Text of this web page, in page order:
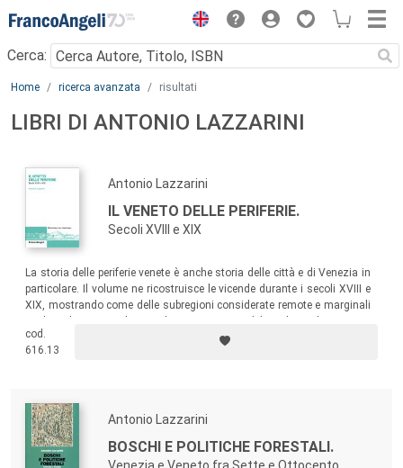
Menu
Cerca:
Main content
Home ricerca avanzata risultati
LIBRI DI ANTONIO LAZZARINI
Antonio Lazzarini
IL VENETO DELLE PERIFERIE.
Secoli XVIII e XIX
La storia delle periferie venete è anche storia delle città e di Venezia in
particolare. Il volume ne ricostruisce le vicende durante i secoli XVIII e
XIX, mostrando come delle subregioni considerate remote e marginali
fortemente interrelate col resto della regione.
cod.
616.13
Antonio Lazzarini
BOSCHI E POLITICHE FORESTALI.
Venezia e Veneto fra Sette e Ottocento